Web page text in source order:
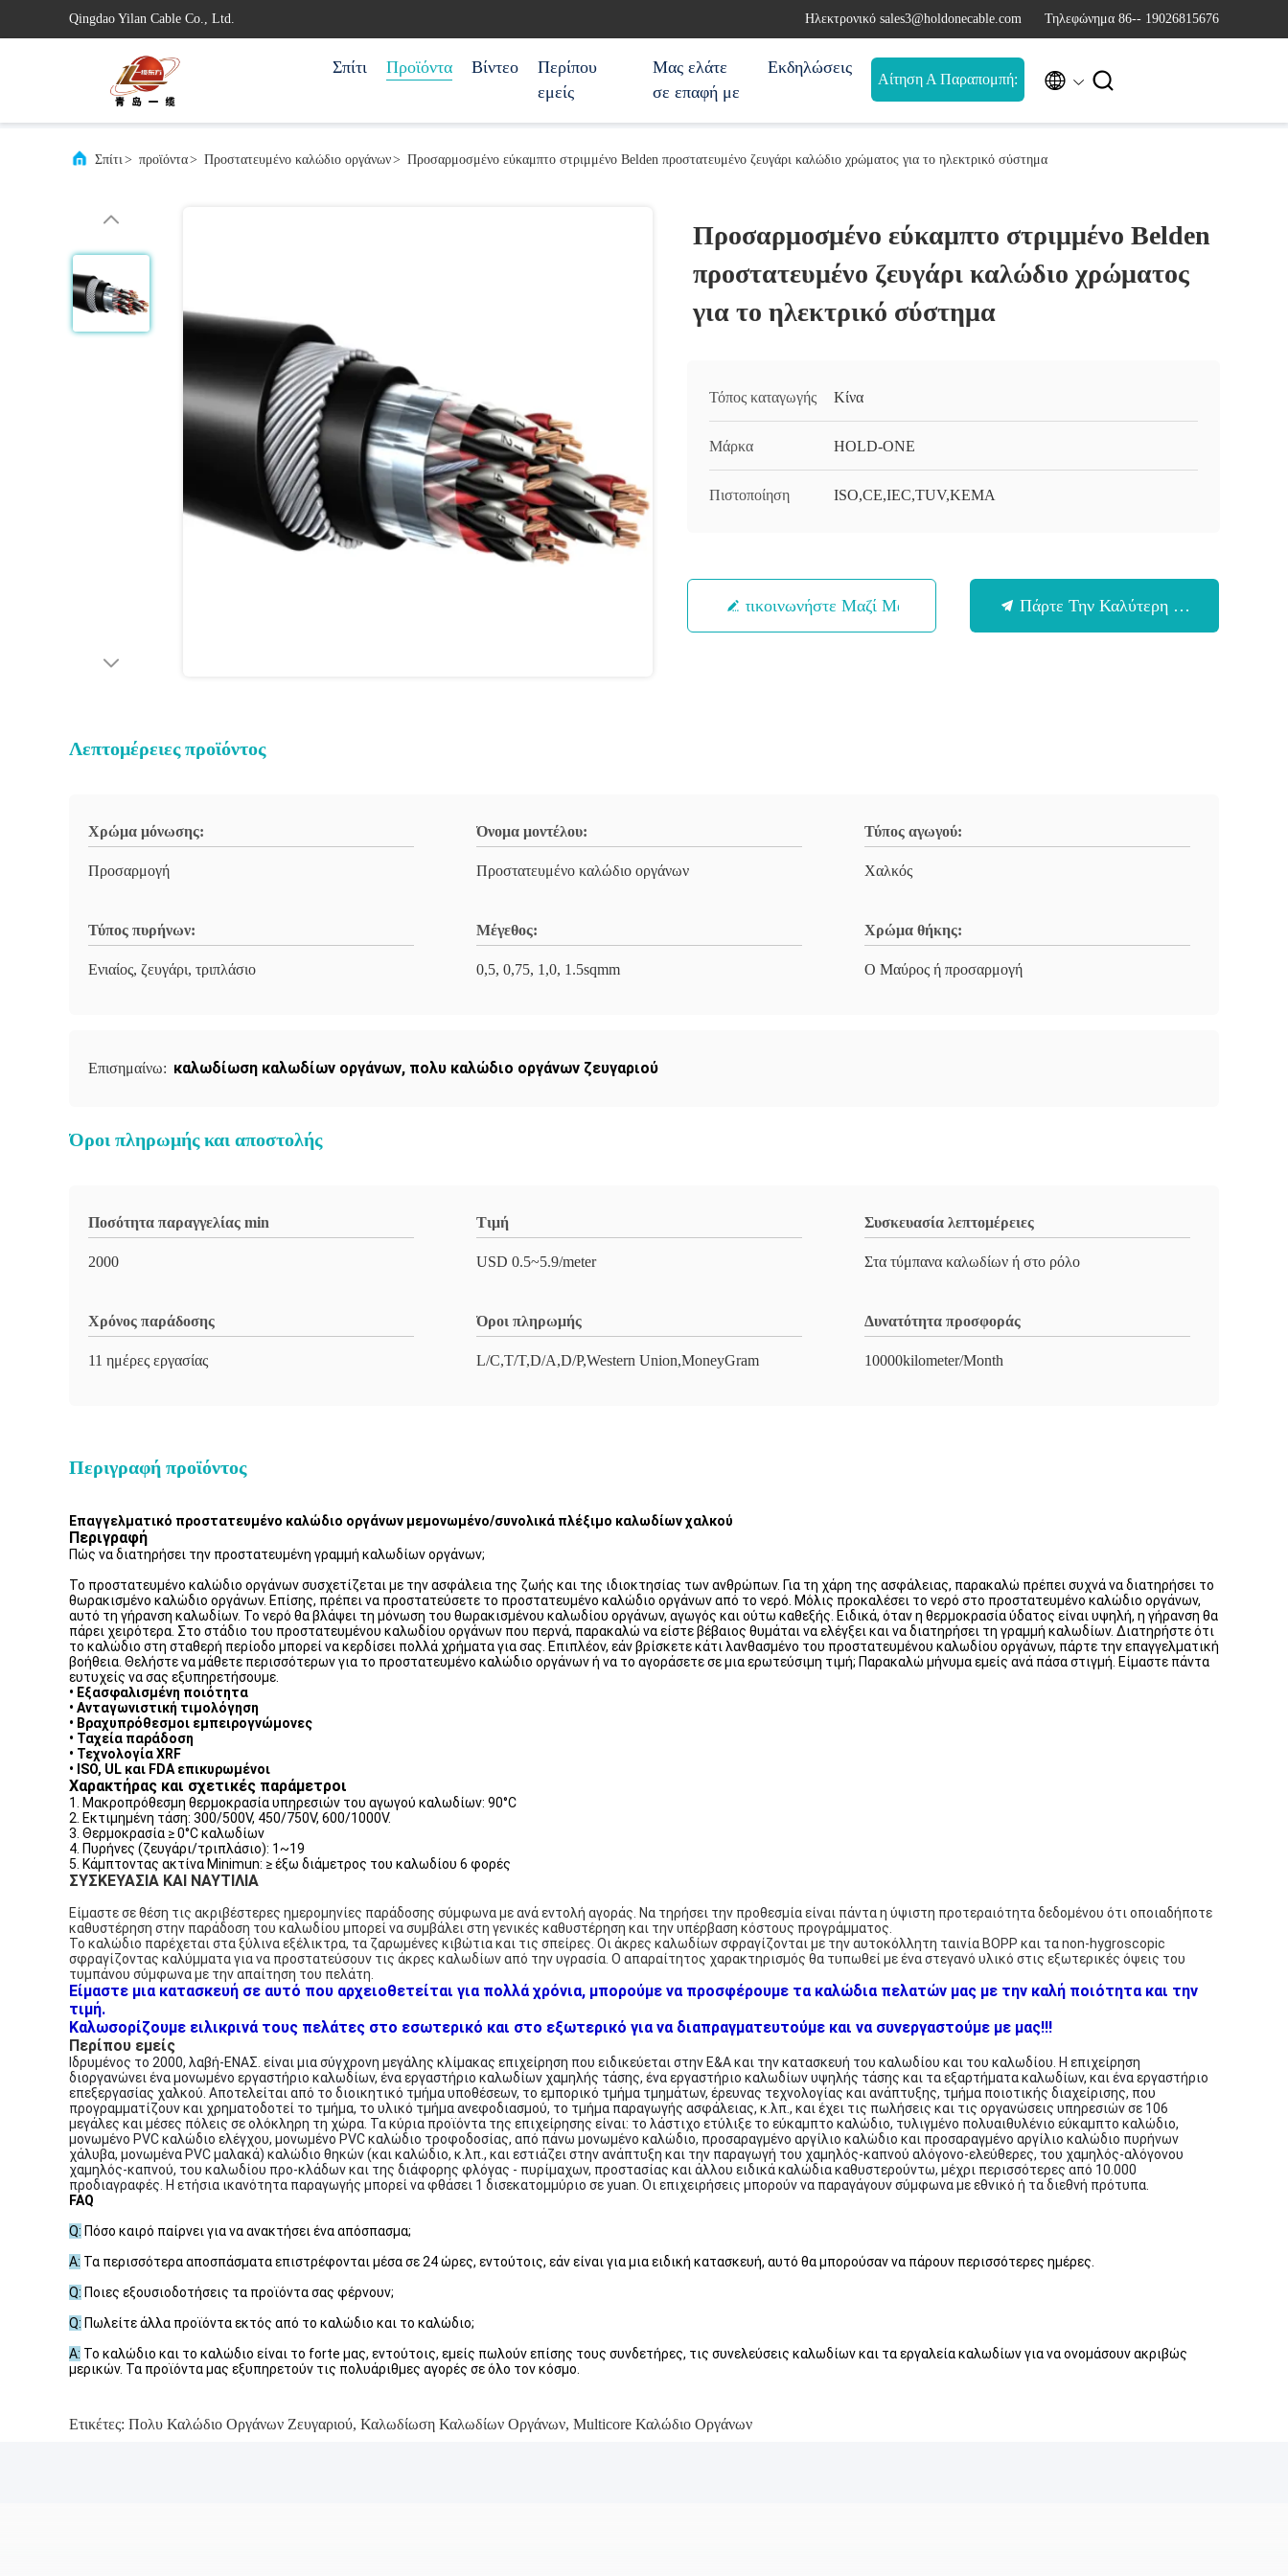
Qingdao Yilan Cable Co., Ltd. Ηλεκτρονικό sales3@holdonecable.com Τηλεφώνημα 86-- 19026815676
Σπίτι Προϊόντα Βίντεο
Περίπου
εμείς
Μας ελάτε
σε επαφή με
Εκδηλώσεις
Αίτηση Α Παραπομπή:  
Σπίτι> προϊόντα> Προστατευμένο καλώδιο οργάνων> Προσαρμοσμένο εύκαμπτο στριμμένο Belden προστατευμένο ζευγάρι καλώδιο χρώματος για το ηλεκτρικό σύστημα
Προσαρμοσμένο εύκαμπτο στριμμένο Belden
προστατευμένο ζευγάρι καλώδιο χρώματος
για το ηλεκτρικό σύστημα
Τόπος καταγωγής Κίνα
Μάρκα HOLD-ONE
Πιστοποίηση ISO,CE,IEC,TUV,KEMA
Επικοινωνήστε Μαζί Μας Πάρτε Την Καλύτερη Τιμή
Λεπτομέρειες προϊόντος
Χρώμα μόνωσης:
Προσαρμογή
Όνομα μοντέλου:
Προστατευμένο καλώδιο οργάνων
Τύπος αγωγού:
Χαλκός
Τύπος πυρήνων:
Ενιαίος, ζευγάρι, τριπλάσιο
Μέγεθος:
0,5, 0,75, 1,0, 1.5sqmm
Χρώμα θήκης:
Ο Μαύρος ή προσαρμογή
Επισημαίνω: καλωδίωση καλωδίων οργάνων, πολυ καλώδιο οργάνων ζευγαριού
Όροι πληρωμής και αποστολής
Ποσότητα παραγγελίας min
2000
Τιμή
USD 0.5~5.9/meter
Συσκευασία λεπτομέρειες
Στα τύμπανα καλωδίων ή στο ρόλο
Χρόνος παράδοσης
11 ημέρες εργασίας
Όροι πληρωμής
L/C,T/T,D/A,D/P,Western Union,MoneyGram
Δυνατότητα προσφοράς
10000kilometer/Month
Περιγραφή προϊόντος
Επαγγελματικό προστατευμένο καλώδιο οργάνων μεμονωμένο/συνολικά πλέξιμο καλωδίων χαλκού
Περιγραφή
Πώς να διατηρήσει την προστατευμένη γραμμή καλωδίων οργάνων;
Το προστατευμένο καλώδιο οργάνων συσχετίζεται με την ασφάλεια της ζωής και της ιδιοκτησίας των ανθρώπων. Για τη χάρη της ασφάλειας, παρακαλώ πρέπει συχνά να διατηρήσει το
θωρακισμένο καλώδιο οργάνων. Επίσης, πρέπει να προστατεύσετε το προστατευμένο καλώδιο οργάνων από το νερό. Μόλις προκαλέσει το νερό στο προστατευμένο καλώδιο οργάνων,
αυτό τη γήρανση καλωδίων. Το νερό θα βλάψει τη μόνωση του θωρακισμένου καλωδίου οργάνων, αγωγός και ούτω καθεξής. Ειδικά, όταν η θερμοκρασία ύδατος είναι υψηλή, η γήρανση θα
πάρει χειρότερα. Στο στάδιο του προστατευμένου καλωδίου οργάνων που περνά, παρακαλώ να είστε βέβαιος θυμάται να ελέγξει και να διατηρήσει τη γραμμή καλωδίων. Διατηρήστε ότι
το καλώδιο στη σταθερή περίοδο μπορεί να κερδίσει πολλά χρήματα για σας. Επιπλέον, εάν βρίσκετε κάτι λανθασμένο του προστατευμένου καλωδίου οργάνων, πάρτε την επαγγελματική
βοήθεια. Θελήστε να μάθετε περισσότερων για το προστατευμένο καλώδιο οργάνων ή να το αγοράσετε σε μια ερωτεύσιμη τιμή; Παρακαλώ μήνυμα εμείς ανά πάσα στιγμή. Είμαστε πάντα
ευτυχείς να σας εξυπηρετήσουμε.
• Εξασφαλισμένη ποιότητα
• Ανταγωνιστική τιμολόγηση
• Βραχυπρόθεσμοι εμπειρογνώμονες
• Ταχεία παράδοση
• Τεχνολογία XRF
• ISO, UL και FDA επικυρωμένοι
Χαρακτήρας και σχετικές παράμετροι
1. Μακροπρόθεσμη θερμοκρασία υπηρεσιών του αγωγού καλωδίων: 90°C
2. Εκτιμημένη τάση: 300/500V, 450/750V, 600/1000V.
3. Θερμοκρασία ≥ 0°C καλωδίων
4. Πυρήνες (ζευγάρι/τριπλάσιο): 1~19
5. Κάμπτοντας ακτίνα Minimun: ≥ έξω διάμετρος του καλωδίου 6 φορές
ΣΥΣΚΕΥΑΣΙΑ ΚΑΙ ΝΑΥΤΙΛΙΑ
Είμαστε σε θέση τις ακριβέστερες ημερομηνίες παράδοσης σύμφωνα με ανά εντολή αγοράς. Να τηρήσει την προθεσμία είναι πάντα η ύψιστη προτεραιότητα δεδομένου ότι οποιαδήποτε
καθυστέρηση στην παράδοση του καλωδίου μπορεί να συμβάλει στη γενικές καθυστέρηση και την υπέρβαση κόστους προγράμματος.
Το καλώδιο παρέχεται στα ξύλινα εξέλικτρα, τα ζαρωμένες κιβώτια και τις σπείρες. Οι άκρες καλωδίων σφραγίζονται με την αυτοκόλλητη ταινία BOPP και τα non-hygroscopic
σφραγίζοντας καλύμματα για να προστατεύσουν τις άκρες καλωδίων από την υγρασία. Ο απαραίτητος χαρακτηρισμός θα τυπωθεί με ένα στεγανό υλικό στις εξωτερικές όψεις του
τυμπάνου σύμφωνα με την απαίτηση του πελάτη.
Είμαστε μια κατασκευή σε αυτό που αρχειοθετείται για πολλά χρόνια, μπορούμε να προσφέρουμε τα καλώδια πελατών μας με την καλή ποιότητα και την
τιμή.
Καλωσορίζουμε ειλικρινά τους πελάτες στο εσωτερικό και στο εξωτερικό για να διαπραγματευτούμε και να συνεργαστούμε με μας!!!
Περίπου εμείς
Ιδρυμένος το 2000, λαβή-ΕΝΑΣ. είναι μια σύγχρονη μεγάλης κλίμακας επιχείρηση που ειδικεύεται στην Ε&Α και την κατασκευή του καλωδίου και του καλωδίου. Η επιχείρηση
διοργανώνει ένα μονωμένο εργαστήριο καλωδίων, ένα εργαστήριο καλωδίων χαμηλής τάσης, ένα εργαστήριο καλωδίων υψηλής τάσης και τα εξαρτήματα καλωδίων, και ένα εργαστήριο
επεξεργασίας χαλκού. Αποτελείται από το διοικητικό τμήμα υποθέσεων, το εμπορικό τμήμα τμημάτων, έρευνας τεχνολογίας και ανάπτυξης, τμήμα ποιοτικής διαχείρισης, που
προγραμματίζουν και χρηματοδοτεί το τμήμα, το υλικό τμήμα ανεφοδιασμού, το τμήμα παραγωγής ασφάλειας, κ.λπ., και έχει τις πωλήσεις και τις οργανώσεις υπηρεσιών σε 106
μεγάλες και μέσες πόλεις σε ολόκληρη τη χώρα. Τα κύρια προϊόντα της επιχείρησης είναι: το λάστιχο ετύλιξε το εύκαμπτο καλώδιο, τυλιγμένο πολυαιθυλένιο εύκαμπτο καλώδιο,
μονωμένο PVC καλώδιο ελέγχου, μονωμένο PVC καλώδιο τροφοδοσίας, από πάνω μονωμένο καλώδιο, προσαραγμένο αργίλιο καλώδιο και προσαραγμένο αργίλιο καλώδιο πυρήνων
χάλυβα, μονωμένα PVC μαλακά) καλώδιο θηκών (και καλώδιο, κ.λπ., και εστιάζει στην ανάπτυξη και την παραγωγή του χαμηλός-καπνού αλόγονο-ελεύθερες, του χαμηλός-αλόγονου
χαμηλός-καπνού, του καλωδίου προ-κλάδων και της διάφορης φλόγας - πυρίμαχων, προστασίας και άλλου ειδικά καλώδια καθυστερούντω, μέχρι περισσότερες από 10.000
προδιαγραφές. Η ετήσια ικανότητα παραγωγής μπορεί να φθάσει 1 δισεκατομμύριο σε yuan. Οι επιχειρήσεις μπορούν να παραγάγουν σύμφωνα με εθνικό ή τα διεθνή πρότυπα.
FAQ
Q: Πόσο καιρό παίρνει για να ανακτήσει ένα απόσπασμα;
Α: Τα περισσότερα αποσπάσματα επιστρέφονται μέσα σε 24 ώρες, εντούτοις, εάν είναι για μια ειδική κατασκευή, αυτό θα μπορούσαν να πάρουν περισσότερες ημέρες.
Q: Ποιες εξουσιοδοτήσεις τα προϊόντα σας φέρνουν;
Q: Πωλείτε άλλα προϊόντα εκτός από το καλώδιο και το καλώδιο;
Α: Το καλώδιο και το καλώδιο είναι το forte μας, εντούτοις, εμείς πωλούν επίσης τους συνδετήρες, τις συνελεύσεις καλωδίων και τα εργαλεία καλωδίων για να ονομάσουν ακριβώς
μερικών. Τα προϊόντα μας εξυπηρετούν τις πολυάριθμες αγορές σε όλο τον κόσμο.
Ετικέτες: Πολυ Καλώδιο Οργάνων Ζευγαριού, Καλωδίωση Καλωδίων Οργάνων, Multicore Καλώδιο Οργάνων